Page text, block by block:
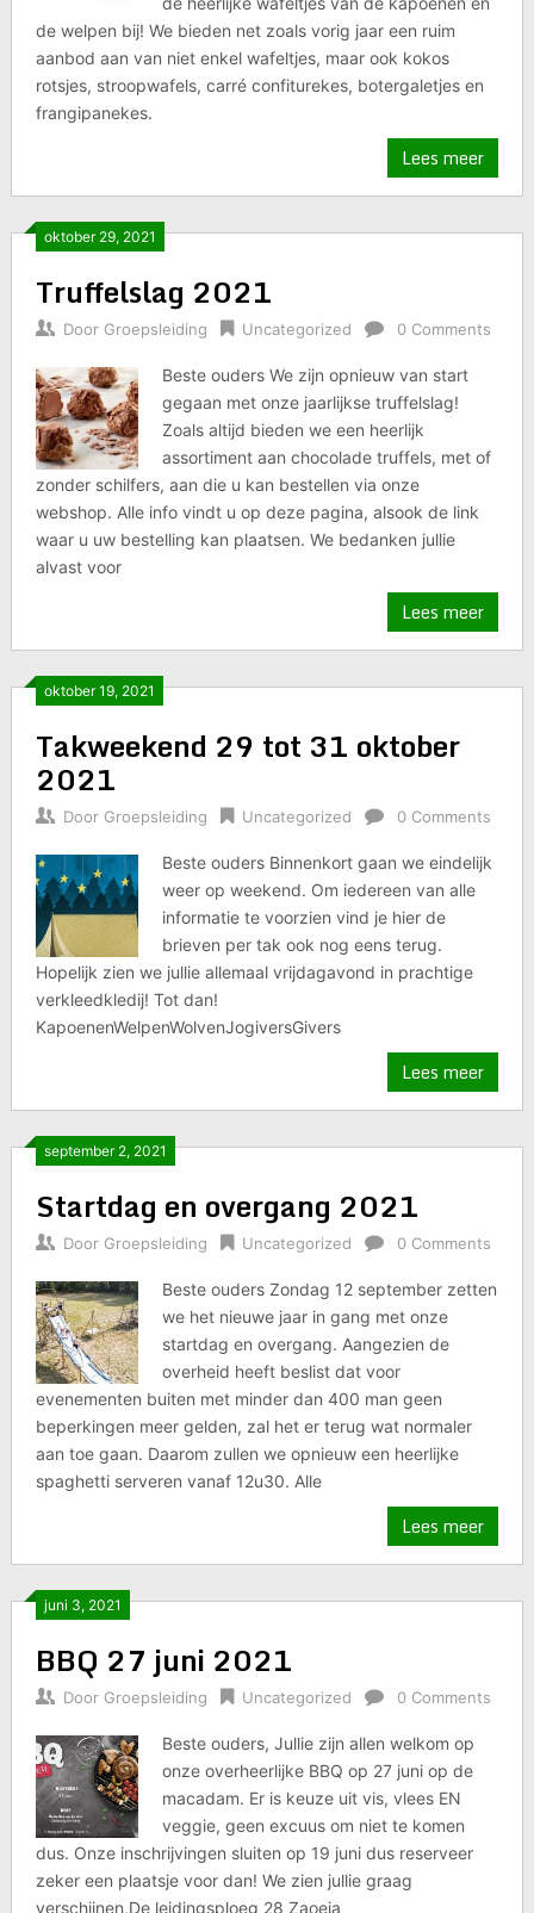
de welpen bij! We bieden net zoals vorig jaar een ruim
aanbod aan van niet enkel wafeltjes, maar ook kokos
rotsjes, stroopwafels, carré confiturekes, botergaletjes en
frangipanekes.
Lees meer
oktober 29, 2021
Truffelslag 2021
Door Groepsleiding Uncategorized 0 Comments
Beste ouders We zijn opnieuw van start
gegaan met onze jaarlijkse truffelslag!
Zoals altijd bieden we een heerlijk
assortiment aan chocolade truffels, met of
zonder schilfers, aan die u kan bestellen via onze
webshop. Alle info vindt u op deze pagina, alsook de link
waar u uw bestelling kan plaatsen. We bedanken jullie
alvast voor
Lees meer
oktober 19, 2021
Takweekend 29 tot 31 oktober
2021
Door Groepsleiding Uncategorized 0 Comments
Beste ouders Binnenkort gaan we eindelijk
weer op weekend. Om iedereen van alle
informatie te voorzien vind je hier de
brieven per tak ook nog eens terug.
Hopelijk zien we jullie allemaal vrijdagavond in prachtige
verkleedkledij! Tot dan!
KapoenenWelpenWolvenJogiversGivers
Lees meer
september 2, 2021
Startdag en overgang 2021
Door Groepsleiding Uncategorized 0 Comments
Beste ouders Zondag 12 september zetten
we het nieuwe jaar in gang met onze
startdag en overgang. Aangezien de
overheid heeft beslist dat voor
evenementen buiten met minder dan 400 man geen
beperkingen meer gelden, zal het er terug wat normaler
aan toe gaan. Daarom zullen we opnieuw een heerlijke
spaghetti serveren vanaf 12u30. Alle
Lees meer
juni 3, 2021
BBQ 27 juni 2021
Door Groepsleiding Uncategorized 0 Comments
Beste ouders, Jullie zijn allen welkom op
onze overheerlijke BBQ op 27 juni op de
macadam. Er is keuze uit vis, vlees EN
veggie, geen excuus om niet te komen
dus. Onze inschrijvingen sluiten op 19 juni dus reserveer
zeker een plaatsje voor dan! We zien jullie graag
verschijnen,De leidingsploeg 28 Zaoeja